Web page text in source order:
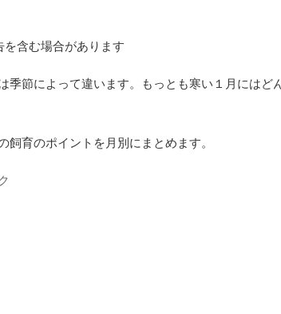
を含む場合があります
季節によって違います。もっとも寒い１月にはど
飼育のポイントを月別にまとめます。